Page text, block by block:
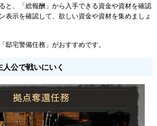
と、「総報酬」から入手できる資金や資材を確認
表示を確認して、欲しい資金や資材を集めましょ
邸宅警備任務」がおすすめです。
公で戦いにいく